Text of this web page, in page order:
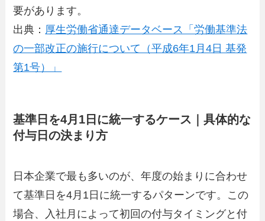
要があります。
出典： 厚生労働省通達データベース「労働基準法
の一部改正の施行について（平成6年1月4日 基発
第1号）」
基準日を4月1日に統一するケース｜具体的な
付与日の決まり方
日本企業で最も多いのが、年度の始まりに合わせ
て基準日を4月1日に統一するパターンです。この
場合、入社月によって初回の付与タイミングと付